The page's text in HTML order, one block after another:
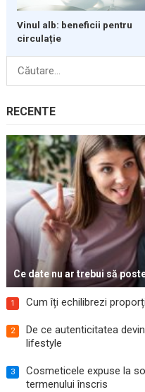
Vinul alb: beneficii pentru
circulație
Caută
RECENTE
Ce date nu ar trebui să
1 Cum îți echilibrezi
2
De ce autenticitatea
lifestyle
3
Cosmeticele expuse la
termenului înscris